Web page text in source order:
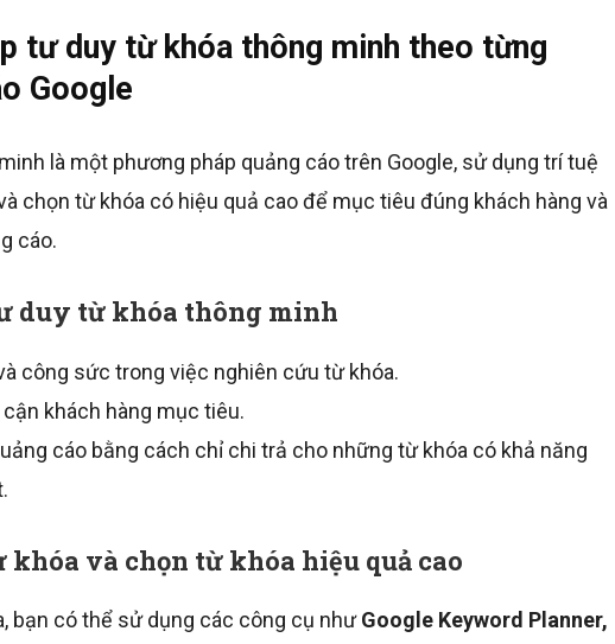
tư duy từ khóa thông minh theo từng
Google
là một phương pháp quảng cáo trên Google, sử dụng trí tuệ
chọn từ khóa có hiệu quả cao để mục tiêu đúng khách hàng và
cáo.
duy từ khóa thông minh
công sức trong việc nghiên cứu từ khóa.
khách hàng mục tiêu.
cáo bằng cách chỉ chi trả cho những từ khóa có khả năng
khóa và chọn từ khóa hiệu quả cao
bạn có thể sử dụng các công cụ nhưGoogle Keyword Planner,